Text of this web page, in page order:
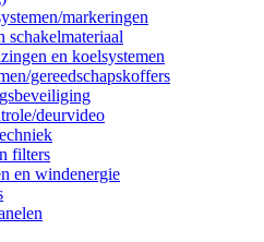
markeringen
schakelmateriaal
en koelsystemen
gereedschapskoffers
deurvideo
filters
en windenergie